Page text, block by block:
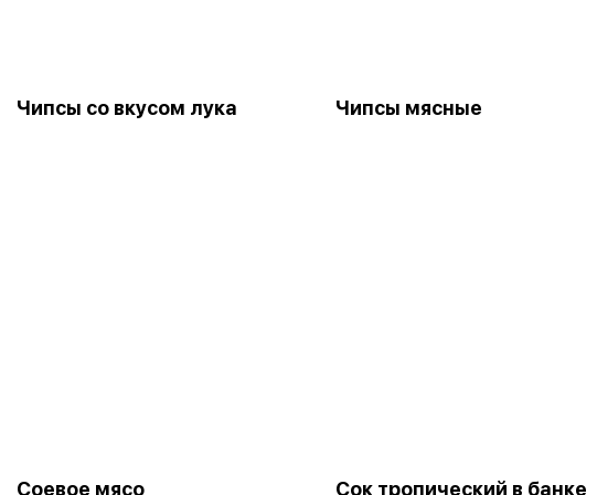
Чипсы со вкусом лука Чипсы мясные
Соевое мясо Сок тропический в банке